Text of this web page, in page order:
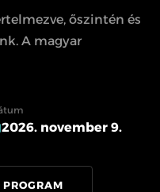
őszintén és
A magyar
2026. november 9.
PROGRAM